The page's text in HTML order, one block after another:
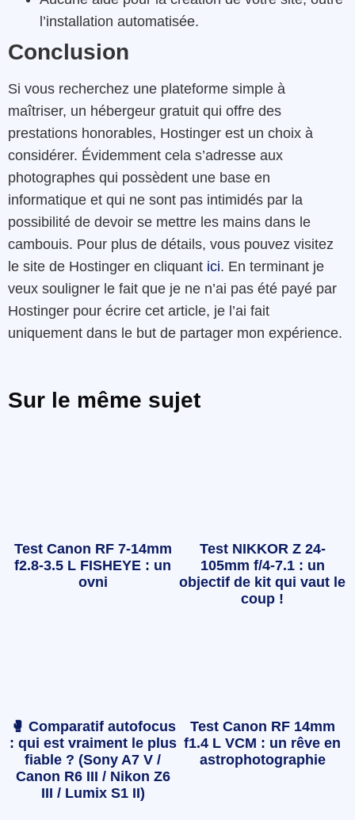
l’installation automatisée.
Conclusion
Si vous recherchez une plateforme simple à
maîtriser, un hébergeur gratuit qui offre des
prestations honorables, Hostinger est un choix à
considérer. Évidemment cela s’adresse aux
photographes qui possèdent une base en
informatique et qui ne sont pas intimidés par la
possibilité de devoir se mettre les mains dans le
cambouis. Pour plus de détails, vous pouvez visitez
le site de Hostinger en cliquant ici. En terminant je
veux souligner le fait que je ne n’ai pas été payé par
Hostinger pour écrire cet article, je l’ai fait
uniquement dans le but de partager mon expérience.
Sur le même sujet
Test Canon RF 7-14mm
f2.8-3.5 L FISHEYE : un
ovni
Test NIKKOR Z 24-
105mm f/4-7.1 : un
objectif de kit qui vaut le
coup !
🥊 Comparatif autofocus
: qui est vraiment le plus
fiable ? (Sony A7 V /
Canon R6 III / Nikon Z6
III / Lumix S1 II)
Test Canon RF 14mm
f1.4 L VCM : un rêve en
astrophotographie